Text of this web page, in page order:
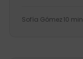
Sofía Gómez 10 min